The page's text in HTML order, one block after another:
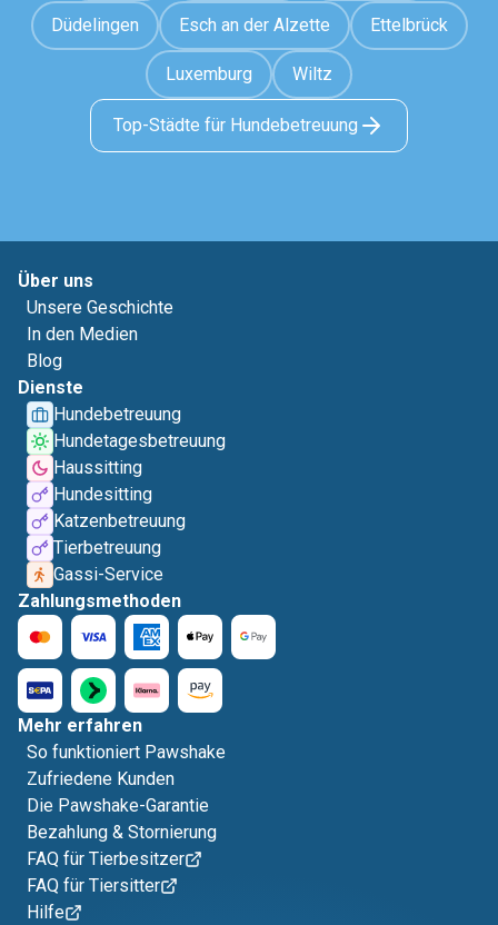
Düdelingen Esch an der Alzette Ettelbrück
Luxemburg Wiltz
Top-Städte für Hundebetreuung
Über uns
Unsere Geschichte
In den Medien
Blog
Dienste
Hundebetreuung
Hundetagesbetreuung
Haussitting
Hundesitting
Katzenbetreuung
Tierbetreuung
Gassi-Service
Zahlungsmethoden
Mehr erfahren
So funktioniert Pawshake
Zufriedene Kunden
Die Pawshake-Garantie
Bezahlung & Stornierung
FAQ für Tierbesitzer
FAQ für Tiersitter
Hilfe